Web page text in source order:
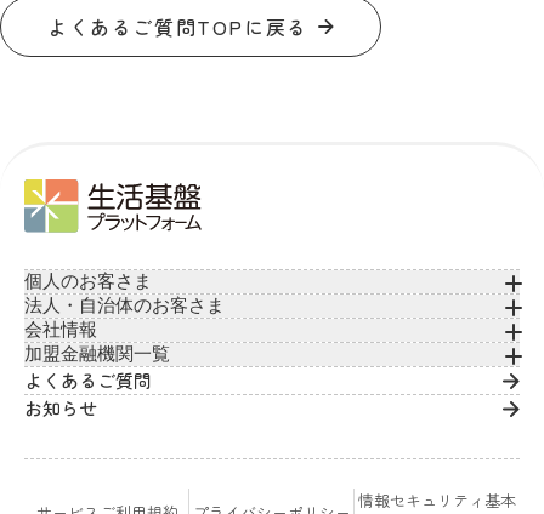
よくあるご質問TOPに戻る
個人のお客さま
法人・自治体のお客さま
会社情報
加盟金融機関一覧
よくあるご質問
お知らせ
情報セキュリティ基本